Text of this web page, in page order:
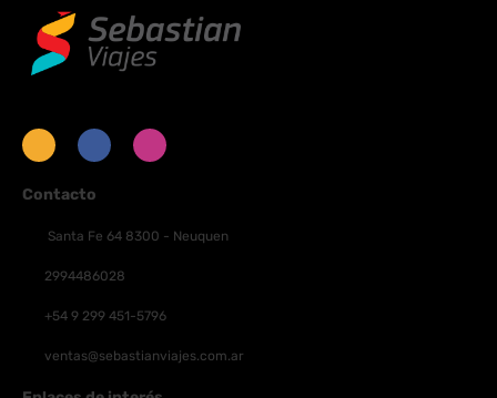
Contacto
Santa Fe 64 8300 - Neuquen
2994486028
+54 9 299 451-5796
ventas@sebastianviajes.com.ar